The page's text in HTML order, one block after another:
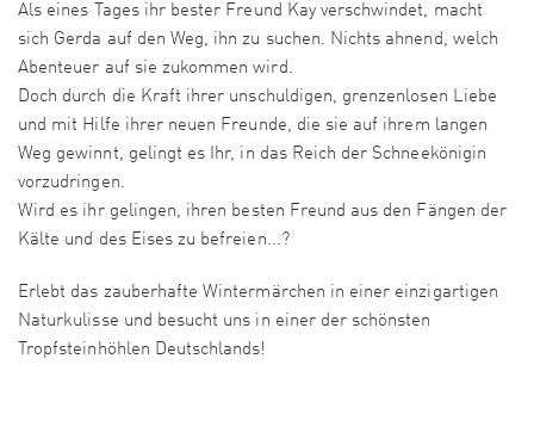
Als eines Tages ihr bester Freund Kay verschwindet, macht
sich Gerda auf den Weg, ihn zu suchen. Nichts ahnend, welch
Abenteuer auf sie zukommen wird.
Doch durch die Kraft ihrer unschuldigen, grenzenlosen Liebe
und mit Hilfe ihrer neuen Freunde, die sie auf ihrem langen
Weg gewinnt, gelingt es Ihr, in das Reich der Schneekönigin
vorzudringen.
Wird es ihr gelingen, ihren besten Freund aus den Fängen der
Kälte und des Eises zu befreien...?
Erlebt das zauberhafte Wintermärchen in einer einzigartigen
Naturkulisse und besucht uns in einer der schönsten
Tropfsteinhöhlen Deutschlands!